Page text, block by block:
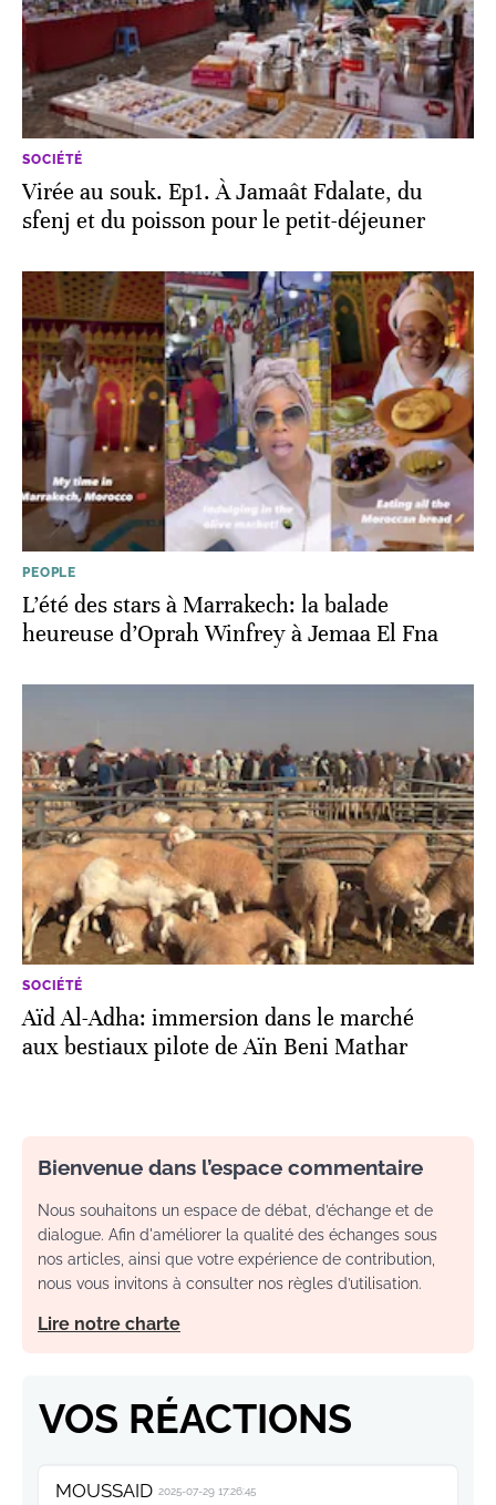
SOCIÉTÉ
Virée au souk. Ep1. À Jamaât Fdalate, du
sfenj et du poisson pour le petit-déjeuner
PEOPLE
L’été des stars à Marrakech: la balade
heureuse d’Oprah Winfrey à Jemaa El Fna
SOCIÉTÉ
Aïd Al-Adha: immersion dans le marché
aux bestiaux pilote de Aïn Beni Mathar
Bienvenue dans l’espace commentaire
Nous souhaitons un espace de débat, d’échange et de
dialogue. Afin d'améliorer la qualité des échanges sous
nos articles, ainsi que votre expérience de contribution,
nous vous invitons à consulter nos règles d’utilisation.
Lire notre charte
VOS RÉACTIONS
MOUSSAID 2025-07-29 17:26:45